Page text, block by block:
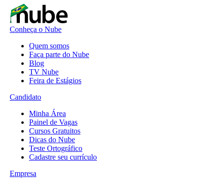
Conheça o Nube
Quem somos
Faça parte do Nube
Blog
TV Nube
Feira de Estágios
Candidato
Minha Área
Painel de Vagas
Cursos Gratuitos
Dicas do Nube
Teste Ortográfico
Cadastre seu currículo
Empresa